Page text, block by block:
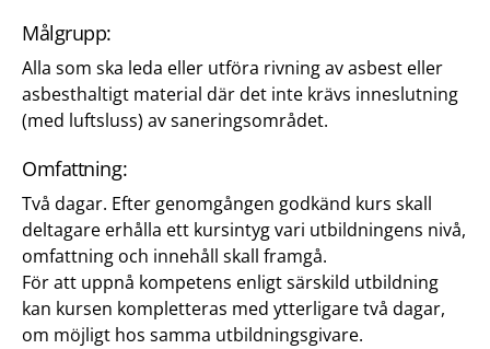
Målgrupp:
Alla som ska leda eller utföra rivning av asbest eller
asbesthaltigt material där det inte krävs inneslutning
(med luftsluss) av saneringsområdet.
Omfattning:
Två dagar. Efter genomgången godkänd kurs skall
deltagare erhålla ett kursintyg vari utbildningens nivå,
omfattning och innehåll skall framgå.
För att uppnå kompetens enligt särskild utbildning
kan kursen kompletteras med ytterligare två dagar,
om möjligt hos samma utbildningsgivare.